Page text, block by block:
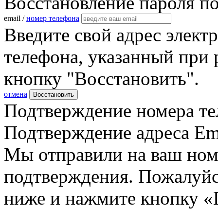
email /номер телефона
Введите свой адрес
телефона, указанный при
кнопку "Восстановить".
отмена Восстановить
Подтверждение номера
Подтверждение адреса
Мы отправили на ваш
подтверждения.
ниже и нажмите кнопку